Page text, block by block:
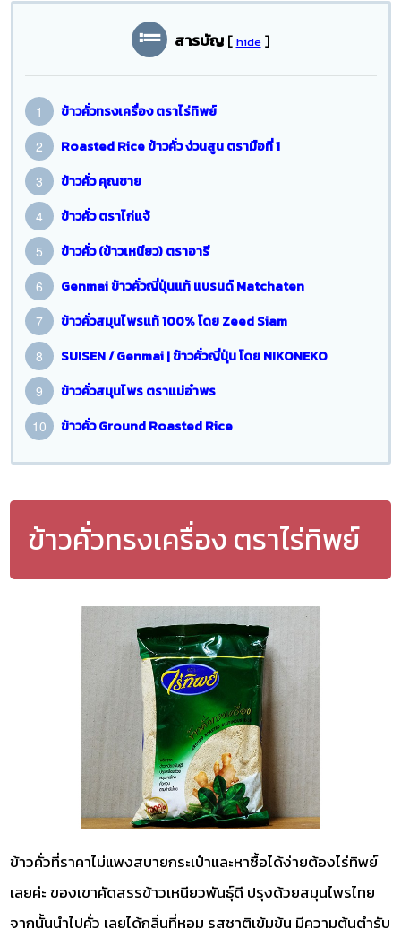
สารบัญ [ hide ]
ข้าวคั่วทรงเครื่อง ตราไร่ทิพย์
Roasted Rice ข้าวคั่ว ง่วนสูน ตรามือที่ 1
ข้าวคั่ว คุณชาย
ข้าวคั่ว ตราไก่แจ้
ข้าวคั่ว (ข้าวเหนียว) ตราอารี
Genmai ข้าวคั่วญี่ปุ่นแท้ แบรนด์ Matchaten
ข้าวคั่วสมุนไพรแท้ 100% โดย Zeed Siam
SUISEN / Genmai | ข้าวคั่วญี่ปุ่น โดย NIKONEKO
ข้าวคั่วสมุนไพร ตราแม่อำพร
ข้าวคั่ว Ground Roasted Rice
ข้าวคั่วทรงเครื่อง ตราไร่ทิพย์
ข้าวคั่วที่ราคาไม่แพงสบายกระเป๋าและหาซื้อได้ง่ายต้องไร่ทิพย์
เลยค่ะ ของเขาคัดสรรข้าวเหนียวพันธุ์ดี ปรุงด้วยสมุนไพรไทย
จากนั้นนำไปคั่ว เลยได้กลิ่นที่หอม รสชาติเข้มข้น มีความต้นตำรับ